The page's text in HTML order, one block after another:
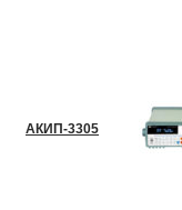
АКИП-3305